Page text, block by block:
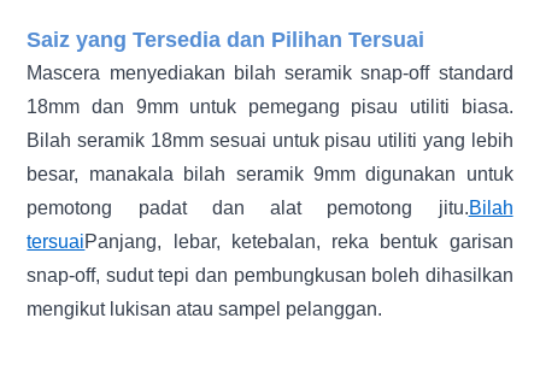
Saiz yang Tersedia dan Pilihan Tersuai
Mascera menyediakan bilah seramik snap-off standard
18mm dan 9mm untuk pemegang pisau utiliti biasa.
Bilah seramik 18mm sesuai untuk pisau utiliti yang lebih
besar, manakala bilah seramik 9mm digunakan untuk
pemotong padat dan alat pemotong jitu.Bilah
tersuaiPanjang, lebar, ketebalan, reka bentuk garisan
snap-off, sudut tepi dan pembungkusan boleh dihasilkan
mengikut lukisan atau sampel pelanggan.